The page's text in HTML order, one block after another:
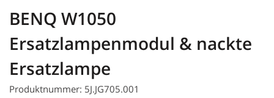
BENQ W1050
Ersatzlampenmodul & nackte
Ersatzlampe
Produktnummer: 5J.JG705.001